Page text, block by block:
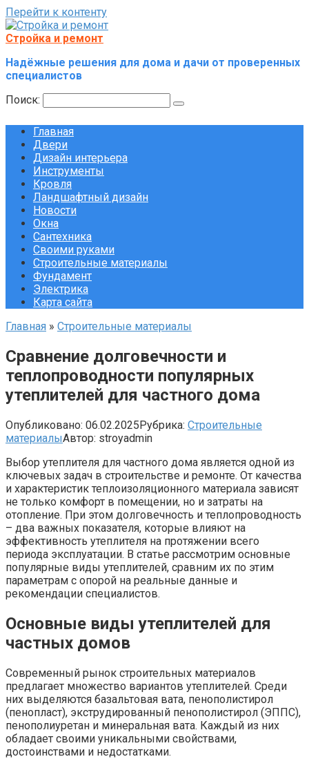
Перейти к контенту
Стройка и ремонт
Надёжные решения для дома и дачи от проверенных
специалистов
Поиск:
Главная
Двери
Дизайн интерьера
Инструменты
Кровля
Ландшафтный дизайн
Новости
Окна
Сантехника
Своими руками
Строительные материалы
Фундамент
Электрика
Карта сайта
Главная » Строительные материалы
Сравнение долговечности и
теплопроводности популярных
утеплителей для частного дома
Опубликовано: 06.02.2025Рубрика: Строительные
материалыАвтор: stroyadmin
Выбор утеплителя для частного дома является одной из
ключевых задач в строительстве и ремонте. От качества
и характеристик теплоизоляционного материала зависят
не только комфорт в помещении, но и затраты на
отопление. При этом долговечность и теплопроводность
– два важных показателя, которые влияют на
эффективность утеплителя на протяжении всего
периода эксплуатации. В статье рассмотрим основные
популярные виды утеплителей, сравним их по этим
параметрам с опорой на реальные данные и
рекомендации специалистов.
Основные виды утеплителей для
частных домов
Современный рынок строительных материалов
предлагает множество вариантов утеплителей. Среди
них выделяются базальтовая вата, пенополистирол
(пенопласт), экструдированный пенополистирол (ЭППС),
пенополиуретан и минеральная вата. Каждый из них
обладает своими уникальными свойствами,
достоинствами и недостатками.